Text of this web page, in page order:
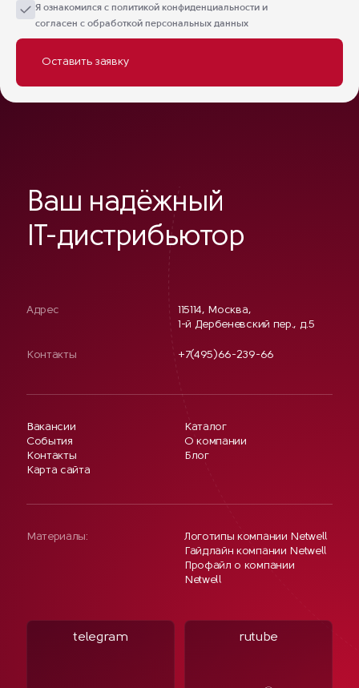
Я ознакомился с политикой конфиденциальности и
согласен с обработкой персональных данных
Ваш надёжный
IT-дистрибьютор
Адрес
115114, Москва,
1-й Дербеневский пер., д.5
Контакты +7(495)66-239-66
Вакансии
События
Контакты
Карта сайта
Каталог
О компании
Блог
Материалы:
Логотипы компании Netwell
Гайдлайн компании Netwell
Профайл о компании
Netwell
telegram rutube